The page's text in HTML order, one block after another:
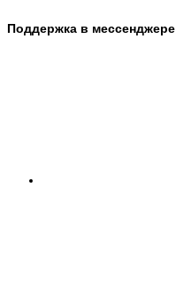
Поддержка в мессенджере